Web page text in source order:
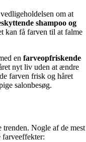
om at
shampoo og
kan få farven til at falme
en farveopfriskende
nyt liv uden at ændre
farven frisk og håret
salonbesøg.
Nogle af de mest
farveeffekter: